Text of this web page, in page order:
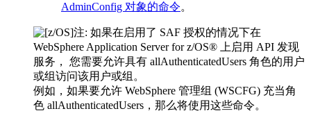
AdminConfig 对象的命令。
注: 如果在启用了 SAF 授权的情况下在
WebSphere Application Server for z/OS® 上启用 API 发现
服务， 您需要允许具有 allAuthenticatedUsers 角色的用户
或组访问该用户或组。
例如，如果要允许 WebSphere 管理组 (WSCFG) 充当角
色 allAuthenticatedUsers ，那么将使用这些命令。